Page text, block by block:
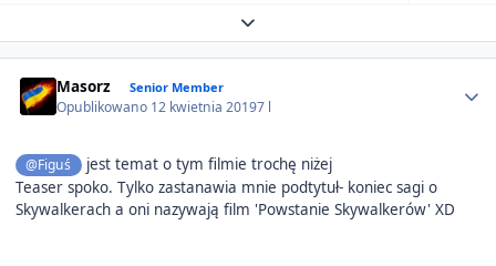
Expand topic overview
Masorz Senior Member
Opublikowano 12 kwietnia 20197 l
@Figuś jest temat o tym filmie trochę niżej
Teaser spoko. Tylko zastanawia mnie podtytuł- koniec sagi o
Skywalkerach a oni nazywają film 'Powstanie Skywalkerów' XD